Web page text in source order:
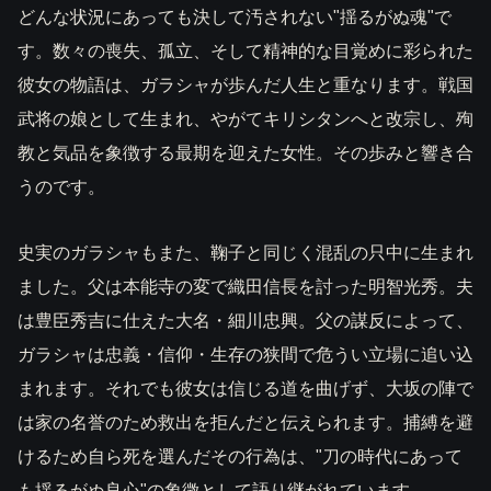
どんな状況にあっても決して汚されない"揺るがぬ魂"で
す。数々の喪失、孤立、そして精神的な目覚めに彩られた
彼女の物語は、ガラシャが歩んだ人生と重なります。戦国
武将の娘として生まれ、やがてキリシタンへと改宗し、殉
教と気品を象徴する最期を迎えた女性。その歩みと響き合
うのです。
史実のガラシャもまた、鞠子と同じく混乱の只中に生まれ
ました。父は本能寺の変で織田信長を討った明智光秀。夫
は豊臣秀吉に仕えた大名・細川忠興。父の謀反によって、
ガラシャは忠義・信仰・生存の狭間で危うい立場に追い込
まれます。それでも彼女は信じる道を曲げず、大坂の陣で
は家の名誉のため救出を拒んだと伝えられます。捕縛を避
けるため自ら死を選んだその行為は、"刀の時代にあって